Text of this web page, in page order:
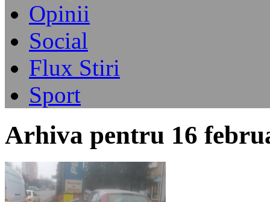
Opinii
Social
Flux Stiri
Sport
Arhiva pentru 16